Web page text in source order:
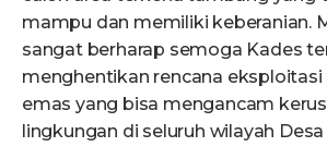
mampu dan memiliki keberanian.
sangat berharap semoga Kades
menghentikan rencana
emas yang bisa mengancam
lingkungan di seluruh wilayah Desa